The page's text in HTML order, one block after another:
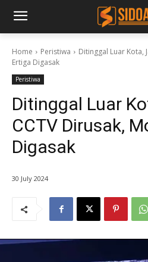
Home Peristiwa
Ditinggal Luar Kota,
Ertiga Digasak
Peristiwa
Ditinggal Luar
CCTV Dirusak,
Digasak
30 July 2024